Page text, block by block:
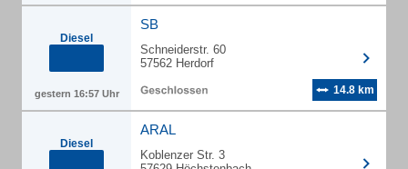
Diesel
gestern 16:57 Uhr
SB
Schneiderstr. 60
57562 Herdorf
14.8 km
Diesel
ARAL
Koblenzer Str. 3